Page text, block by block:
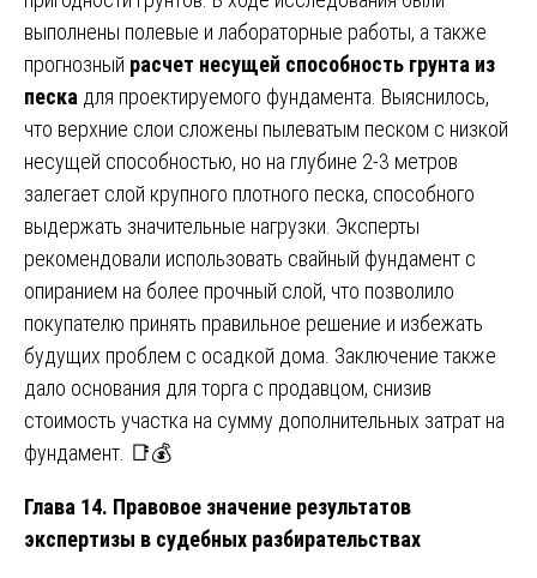
выполнены полевые и лабораторные работы, а также
прогнозный расчет несущей способность грунта из
песка для проектируемого фундамента. Выяснилось,
что верхние слои сложены пылеватым песком с низкой
несущей способностью, но на глубине 2-3 метров
залегает слой крупного плотного песка, способного
выдержать значительные нагрузки. Эксперты
рекомендовали использовать свайный фундамент с
опиранием на более прочный слой, что позволило
покупателю принять правильное решение и избежать
будущих проблем с осадкой дома. Заключение также
дало основания для торга с продавцом, снизив
стоимость участка на сумму дополнительных затрат на
фундамент. 📑💰
Глава 14. Правовое значение результатов
экспертизы в судебных разбирательствах